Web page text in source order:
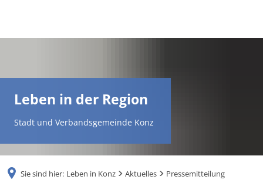
Leben in der Region
Stadt und Verbandsgemeinde Konz
Sie sind hier: Leben in Konz Aktuelles
Pressemitteilung